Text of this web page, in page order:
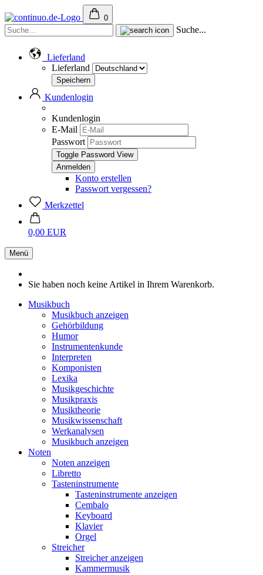
0
Suche...
Lieferland
Lieferland
Kundenlogin
Kundenlogin
E-Mail
Passwort
Toggle Password View
Konto erstellen
Passwort vergessen?
Merkzettel
0,00 EUR
Menü
Sie haben noch keine Artikel in Ihrem Warenkorb.
Musikbuch
Musikbuch anzeigen
Gehörbildung
Humor
Instrumentenkunde
Interpreten
Komponisten
Lexika
Musikgeschichte
Musikpraxis
Musiktheorie
Musikwissenschaft
Werkanalysen
Musikbuch anzeigen
Noten
Noten anzeigen
Libretto
Tasteninstrumente
Tasteninstrumente anzeigen
Cembalo
Keyboard
Klavier
Orgel
Streicher
Streicher anzeigen
Kammermusik